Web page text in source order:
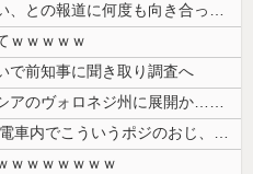
蓮舫議員「蓮舫だから叩いていい、との報道に何度も向き合ってきました。悔...
ｗｗｗｗｗ
で前知事に聞き取り調査へ
北朝鮮の弾道ミサイル部隊、ロシアのヴォロネジ州に展開か…北朝鮮は本質的...
【画像】 まんさん、ブチ切れ「電車内でこういうポジのおじ、ガチでイラネ...
ｗｗｗｗｗｗｗ